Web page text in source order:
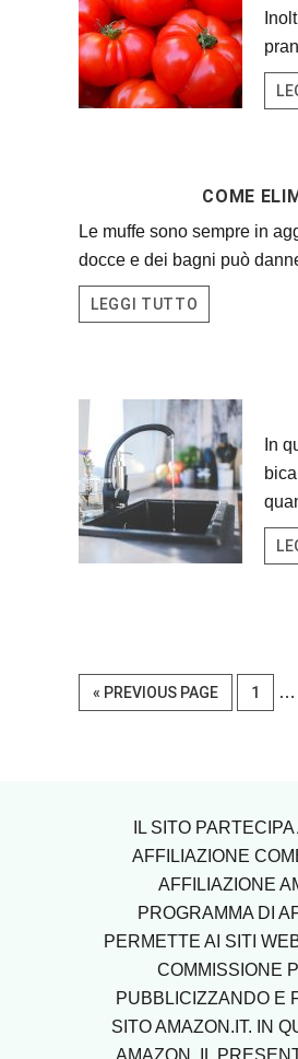
COME
Le muffe sono sempre in
docce e dei bagni può
LEGGI TUTTO
In
« GO
TO
PREVIOUS PAGE PAGE
1 …
IL SITO
AFFILIAZIONE
AFFILIAZIONE
PROGRAMMA DI
PERMETTE AI SITI
COMMISSIONE
PUBBLICIZZANDO E
SITO AMAZON.IT. IN
AMAZON, IL